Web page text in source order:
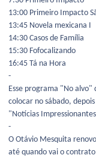
13:00 Primeiro Impacto
13:45 Novela mexicana I
14:30 Casos de Família
15:30 Fofocalizando
16:45 Tá na Hora
-
Esse programa "No alvo"
colocar no sábado,
"Notícias
-
O Otávio Mesquita
até quando vai o contrato